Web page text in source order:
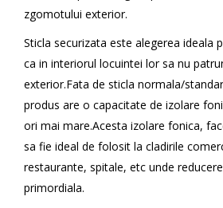
zgomotului exterior.
Sticla securizata este alegerea ideala
ca in interiorul locuintei lor sa nu
exterior.Fata de sticla normala/
produs are o capacitate de izolare
ori mai mare.Acesta izolare fonica,
sa fie ideal de folosit la cladirile
restaurante, spitale, etc unde
primordiala.